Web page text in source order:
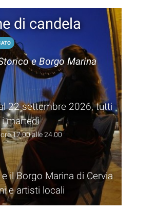
di candela
e Borgo Marina
22 settembre 2026, tutti
i martedì
17.00 alle 24.00
il Borgo Marina di Cervia
e artisti locali